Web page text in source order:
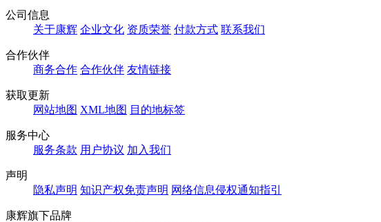
公司信息
关于康辉 企业文化 资质荣誉 付款方式 联系我们
合作伙伴
商务合作 合作伙伴 友情链接
获取更新
网站地图 XML地图 目的地标签
服务中心
服务条款 用户协议 加入我们
声明
隐私声明 知识产权免责声明 网络信息侵权通知指引
康辉旗下品牌